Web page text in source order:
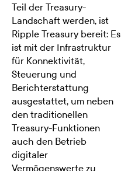
Teil der Treasury-
Landschaft werden, ist
Ripple Treasury bereit: Es
ist mit der Infrastruktur
für Konnektivität,
Steuerung und
Berichterstattung
ausgestattet, um neben
den traditionellen
Treasury-Funktionen
auch den Betrieb
digitaler
Vermögenswerte zu